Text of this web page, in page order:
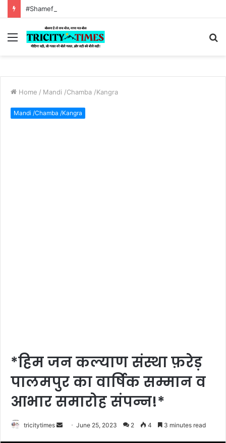
Menu
Home / Mandi /Chamba /Kangra
Mandi /Chamba /Kangra
*हिम जन कल्याण संस्था फ़रेड़
पालमपुर का वार्षिक सम्मान व
आभार समारोह संपन्न!*
tricitytimes
SendJune 25, 2023 2 4 3 minutes read